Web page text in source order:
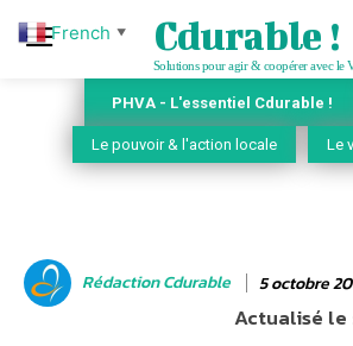
Cdurable !
Solutions pour agir & coopérer avec le
PHVA - L'essentiel Cdurable !
Le pouvoir & l'action locale Le
Rédaction Cdurable 5 octobre
Actualisé le
French ▼